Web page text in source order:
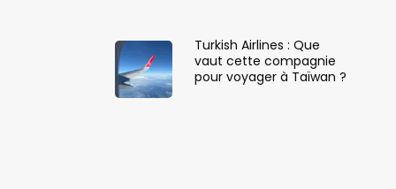
Turkish Airlines : Que
vaut cette compagnie
pour voyager à Taïwan ?